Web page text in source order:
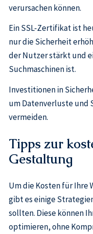
verursachen können.
Ein SSL-Zertifikat ist
nur die Sicherheit
der Nutzer stärkt und
Suchmaschinen ist.
Investitionen in
um Datenverluste und
vermeiden.
Tipps zur
Gestaltung
Um die Kosten für Ihre
gibt es einige
sollten. Diese können
optimieren, ohne